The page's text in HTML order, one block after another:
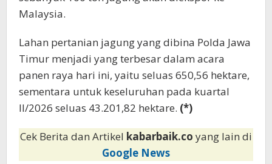
Malaysia.
Lahan pertanian jagung yang dibina Polda Jawa
Timur menjadi yang terbesar dalam acara
panen raya hari ini, yaitu seluas 650,56 hektare,
sementara untuk keseluruhan pada kuartal
II/2026 seluas 43.201,82 hektare. (*)
Cek Berita dan Artikel kabarbaik.co yang lain di
Google News